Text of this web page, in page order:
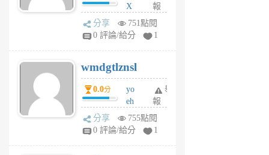
X
Pe
Jc
R
P
m
v
A
V
報
分享
751點閱
0 評論/給分
1
wmdgtlznsl
0.0分
yo
eh
ld
gy
舉
報
分享
755點閱
0 評論/給分
1